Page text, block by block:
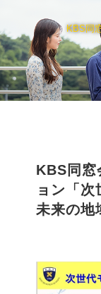
KBS同
KBS同窓
ョン「次
未来の地